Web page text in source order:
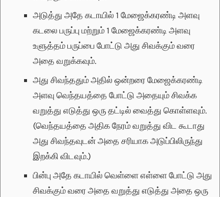
அடுத்து அதே கடாயில் 1 மேஜைக்கரண்டி அளவு
கடலை பருப்பு மற்றும் 1 மேஜைக்கரண்டி அளவு
உளுத்தம் பருப்பை போட்டு அது சிவக்கும் வரை
அதை வறுக்கவும்.
அது சிவந்ததும் அதில் ஒன்றரை மேஜைக்கரண்டி
அளவு வெந்தயத்தை போட்டு அதையும் சிவக்க
வறுத்து எடுத்து ஒரு தட்டில் வைத்து கொள்ளவும்.
(வெந்தயத்தை அதிக நேரம் வறுத்து விட கூடாது
அது சிவந்தவுடன் அதை சரியாக அடுப்பிலிருந்து
இறக்கி விடவும்.)
பின்பு அதே கடாயில் வெள்ளை எள்ளை போட்டு அது
சிவக்கும் வரை அதை வறுத்து எடுத்து அதை ஒரு